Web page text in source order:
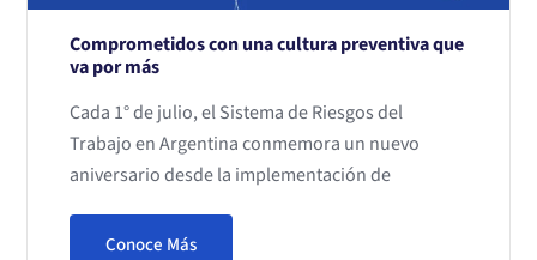
Comprometidos con una cultura preventiva que
va por más
Cada 1° de julio, el Sistema de Riesgos del
Trabajo en Argentina conmemora un nuevo
aniversario desde la implementación de
Conoce Más